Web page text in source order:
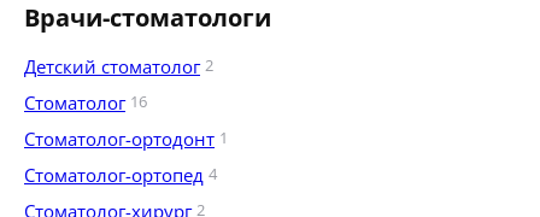
Врачи-стоматологи
Детский стоматолог 2
Стоматолог 16
Стоматолог-ортодонт 1
Стоматолог-ортопед 4
Стоматолог-хирург 2